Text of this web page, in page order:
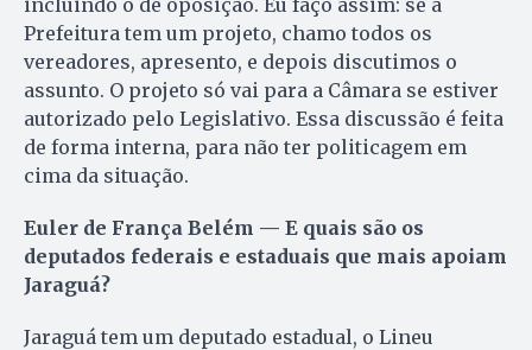
Prefeitura tem um projeto, chamo todos os
vereadores, apresento, e depois discutimos o
assunto. O projeto só vai para a Câmara se estiver
autorizado pelo Legislativo. Essa discussão é feita
de forma interna, para não ter politicagem em
cima da situação.
Euler de França Belém — E quais são os
deputados federais e estaduais que mais apoiam
Jaraguá?
Jaraguá tem um deputado estadual, o Lineu